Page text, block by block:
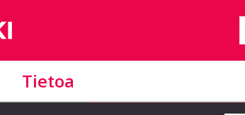
Tietoa